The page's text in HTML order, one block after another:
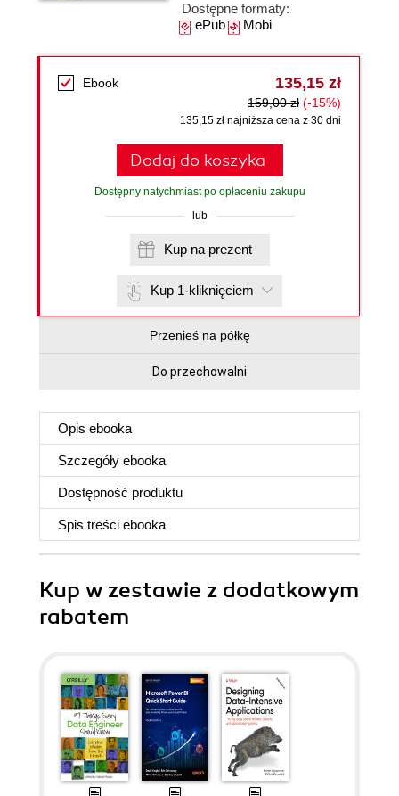
Dostępne formaty:
ePubMobi
Ebook 135,15 zł
159,00 zł (-15%)
135,15 zł najniższa cena z 30 dni
Dodaj do koszyka
Dostępny natychmiast po opłaceniu zakupu
lub
Kup na prezent
Kup 1-kliknięciem
Przenieś na półkę
Do przechowalni
Opis ebooka
Szczegóły ebooka
Dostępność produktu
Spis treści ebooka
Kup w zestawie z dodatkowym
rabatem